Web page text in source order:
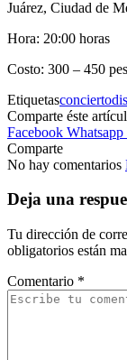
Juárez, Ciudad de
Hora: 20:00 horas
Costo: 300 – 450
Etiquetasconcierto
Comparte éste
Facebook Whatsapp
Comparte
No hay comentarios
Deja una
Tu dirección de
obligatorios están
Comentario *